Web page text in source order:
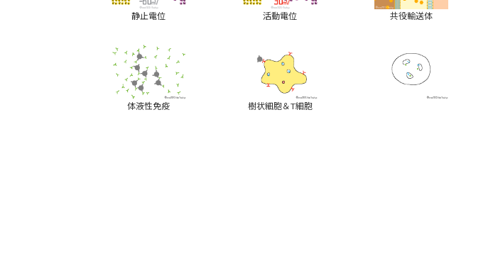
静止電位 活動電位 共役輸送体
体液性免疫 樹状細胞＆T細胞